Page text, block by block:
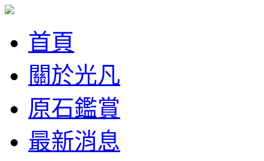
首頁
關於光凡
原石鑑賞
最新消息